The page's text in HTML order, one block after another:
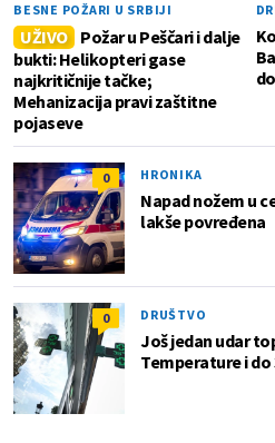
BESNE POŽARI U SRBIJI
UŽIVO
Požar u Peščari i dalje
bukti: Helikopteri gase
najkritičnije tačke;
Mehanizacija pravi zaštitne
pojaseve
0 HRONIKA
Napad nožem u
lakše povređena
0 DRUŠTVO
Još jedan udar
Temperature i do